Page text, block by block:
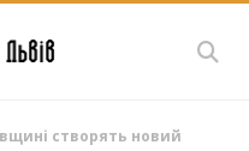
створять новий